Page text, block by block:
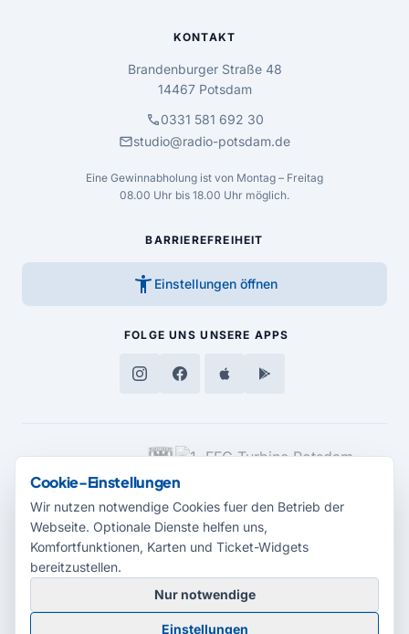
KONTAKT
Brandenburger Straße 48
14467 Potsdam
call0331 581 692 30
mailstudio@radio-potsdam.de
Eine Gewinnabholung ist von Montag – Freitag
08.00 Uhr bis 18.00 Uhr möglich.
BARRIEREFREIHEIT
accessibility_new Einstellungen öffnen
FOLGE UNS UNSERE APPS
MEDIENPARTNER
© 2026 Radio Potsdam. Webseite entwickelt durch dieMedienagentur
Babelsberg
Cookie-Einstellungen
Wir nutzen notwendige Cookies fuer den Betrieb der
Webseite. Optionale Dienste helfen uns,
Komfortfunktionen, Karten und Ticket-Widgets
bereitzustellen.
Nur notwendige
Einstellungen